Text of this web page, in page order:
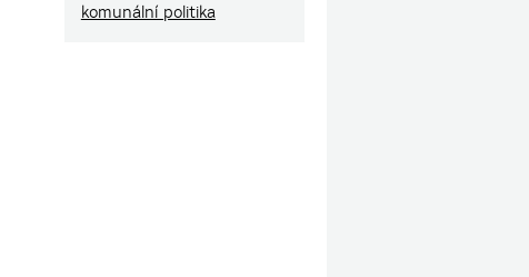
komunální politika